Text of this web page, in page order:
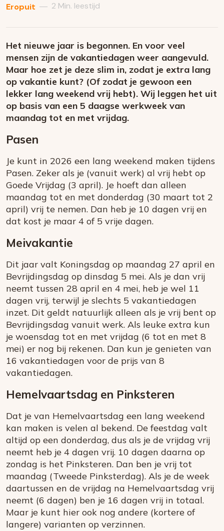
Eropuit — 2 Min. leestijd
Het nieuwe jaar is begonnen. En voor veel
mensen zijn de vakantiedagen weer aangevuld.
Maar hoe zet je deze slim in, zodat je extra lang
op vakantie kunt? (Of zodat je gewoon een
lekker lang weekend vrij hebt). Wij leggen het uit
op basis van een 5 daagse werkweek van
maandag tot en met vrijdag.
Pasen
Je kunt in 2026 een lang weekend maken tijdens
Pasen. Zeker als je (vanuit werk) al vrij hebt op
Goede Vrijdag (3 april). Je hoeft dan alleen
maandag tot en met donderdag (30 maart tot 2
april) vrij te nemen. Dan heb je 10 dagen vrij en
dat kost je maar 4 of 5 vrije dagen.
Meivakantie
Dit jaar valt Koningsdag op maandag 27 april en
Bevrijdingsdag op dinsdag 5 mei. Als je dan vrij
neemt tussen 28 april en 4 mei, heb je wel 11
dagen vrij, terwijl je slechts 5 vakantiedagen
inzet. Dit geldt natuurlijk alleen als je vrij bent op
Bevrijdingsdag vanuit werk. Als leuke extra kun
je woensdag tot en met vrijdag (6 tot en met 8
mei) er nog bij rekenen. Dan kun je genieten van
16 vakantiedagen voor de prijs van 8
vakantiedagen.
Hemelvaartsdag en Pinksteren
Dat je van Hemelvaartsdag een lang weekend
kan maken is velen al bekend. De feestdag valt
altijd op een donderdag, dus als je de vrijdag vrij
neemt heb je 4 dagen vrij. 10 dagen daarna op
zondag is het Pinksteren. Dan ben je vrij tot
maandag (Tweede Pinksterdag). Als je de week
daartussen en de vrijdag na Hemelvaartsdag vrij
neemt (6 dagen) ben je 16 dagen vrij in totaal.
Maar je kunt hier ook nog andere (kortere of
langere) varianten op verzinnen.